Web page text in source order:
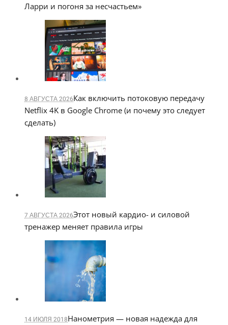
Ларри и погоня за несчастьем»
8 АВГУСТА 2026Как включить потоковую передачу
Netflix 4K в Google Chrome (и почему это следует
сделать)
7 АВГУСТА 2026Этот новый кардио- и силовой
тренажер меняет правила игры
14 ИЮЛЯ 2018Нанометрия — новая надежда для